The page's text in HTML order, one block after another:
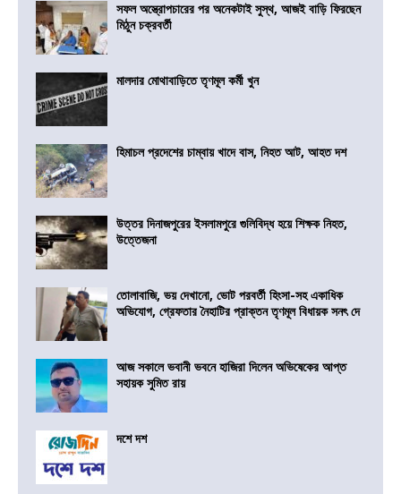
সফল অস্ত্রোপচারের পর অনেকটাই সুস্থ, আজই বাড়ি ফিরছেন
মিঠুন চক্রবর্তী
মালদার মোথাবাড়িতে তৃণমূল কর্মী খুন
হিমাচল প্রদেশের চাম্বায় খাদে বাস, নিহত আট, আহত দশ
উত্তর দিনাজপুরের ইসলামপুরে গুলিবিদ্ধ হয়ে শিক্ষক নিহত,
উত্তেজনা
তোলাবাজি, ভয় দেখানো, ভোট পরবর্তী হিংসা-সহ একাধিক
অভিযোগ, গ্রেফতার নৈহাটির প্রাক্তন তৃণমূল বিধায়ক সনৎ দে
আজ সকালে ভবানী ভবনে হাজিরা দিলেন অভিষেকের আপ্ত
সহায়ক সুমিত রায়
দশে দশ